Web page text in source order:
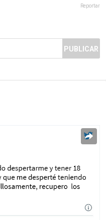
Reportar
PUBLICAR